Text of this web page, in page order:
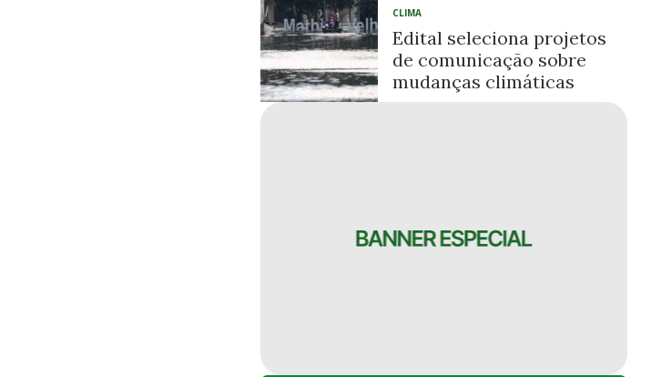
CLIMA
Edital seleciona projetos
de comunicação sobre
mudanças climáticas